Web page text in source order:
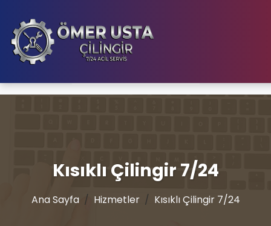
Kısıklı Çilingir 7/24
Ana Sayfa Hizmetler Kısıklı Çilingir 7/24